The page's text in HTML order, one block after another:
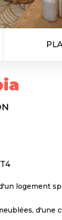
logement
d'une